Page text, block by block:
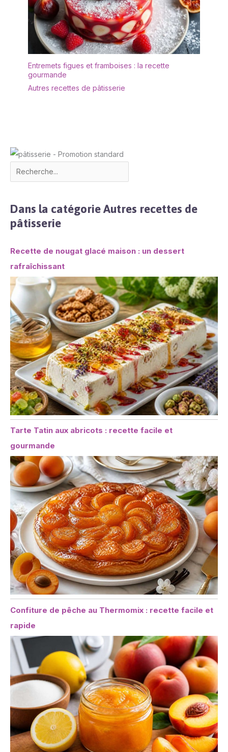
Entremets figues et framboises : la recette
gourmande
Autres recettes de pâtisserie
Dans la catégorie Autres recettes de
pâtisserie
Recette de nougat glacé maison : un dessert
rafraîchissant
Tarte Tatin aux abricots : recette facile et
gourmande
Confiture de pêche au Thermomix : recette facile et
rapide